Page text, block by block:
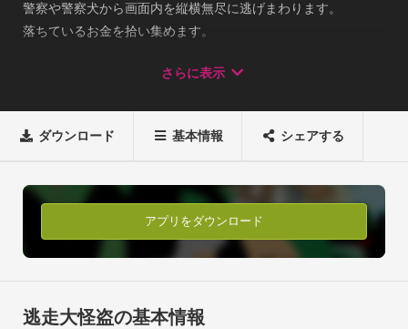
警察や警察犬から画面内を縦横無尽に逃げまわります。
落ちているお金を拾い集めます。
3回捕まったらゲームオーバーです。
どれだけたくさんのお金を集めることができるかを競います。
世界ランキングに挑戦しよう! ※音楽協力
「12sound（Twitter：@t_okmt_12sound）」
さらに表示
ダウンロード 基本情報 シェアする
アプリをダウンロード
逃走大怪盗の基本情報